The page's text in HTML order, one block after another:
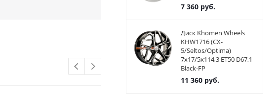
7 360руб.
Диск Khomen Wheels
KHW1716 (CX-
5/Seltos/Optima)
7x17/5x114,3 ET50 D67,1
Black-FP
11 360руб.